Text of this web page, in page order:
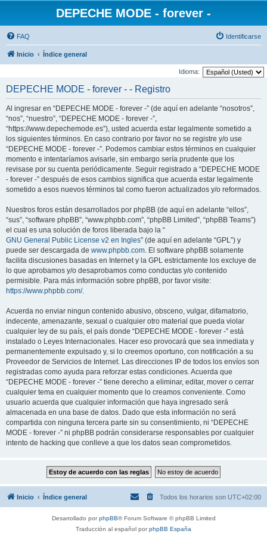
DEPECHE MODE - forever -
FAQ Identificarse
Inicio Índice general
Idioma:
DEPECHE MODE - forever - - Registro
Al ingresar en “DEPECHE MODE - forever -” (de aquí en adelante “nosotros”,
“nos”, “nuestro”, “DEPECHE MODE - forever -”,
“https://www.depechemode.es”), usted acuerda estar legalmente sometido a
los siguientes términos. En caso contrario por favor no se registre y/o use
“DEPECHE MODE - forever -”. Podemos cambiar estos términos en cualquier
momento e intentaríamos avisarle, sin embargo sería prudente que los
revisase por su cuenta periódicamente. Seguir registrado a “DEPECHE MODE
- forever -” después de esos cambios significa que acuerda estar legalmente
sometido a esos nuevos términos tal como fueron actualizados y/o reformados.
Nuestros foros están desarrollados por phpBB (de aquí en adelante “ellos”,
“sus”, “software phpBB”, “www.phpbb.com”, “phpBB Limited”, “phpBB Teams”)
el cual es una solución de foros liberada bajo la “
GNU General Public License v2 en Ingles” (de aquí en adelante “GPL”) y
puede ser descargada de www.phpbb.com. El software phpBB solamente
facilita discusiones basadas en Internet y la GPL estrictamente los excluye de
lo que aprobamos y/o desaprobamos como conductas y/o contenido
permisible. Para más información sobre phpBB, por favor visite:
https://www.phpbb.com/.
Acuerda no enviar ningun contenido abusivo, obsceno, vulgar, difamatorio,
indecente, amenazante, sexual o cualquier otro material que pueda violar
cualquier ley de su país, el país donde “DEPECHE MODE - forever -” está
instalado o Leyes Internacionales. Hacer eso provocará que sea inmediata y
permanentemente expulsado y, si lo creemos oportuno, con notificación a su
Proveedor de Servicios de Internet. Las direcciones IP de todos los envíos son
registradas como ayuda para reforzar estas condiciones. Acuerda que
“DEPECHE MODE - forever -” tiene derecho a eliminar, editar, mover o cerrar
cualquier tema en cualquier momento que lo creamos conveniente. Como
usuario acuerda que cualquier información que haya ingresado será
almacenada en una base de datos. Dado que esta información no será
compartida con ninguna tercera parte sin su consentimiento, ni “DEPECHE
MODE - forever -” ni phpBB podrán considerarse responsables por cualquier
intento de hacking que conlleve a que los datos sean comprometidos.
Inicio Índice general Todos los horarios son UTC+02:00
Desarrollado porphpBB® Forum Software © phpBB Limited
Traducción al español porphpBB España